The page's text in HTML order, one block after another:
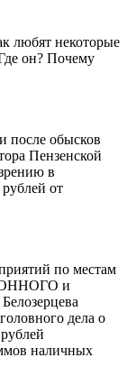
любят некоторые
он? Почему
после обысков
Пензенской
в
от
по местам
и
дела о
наличных